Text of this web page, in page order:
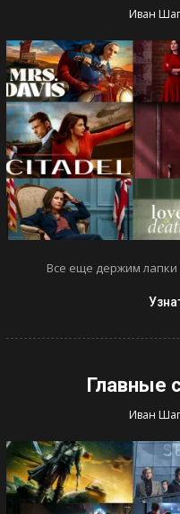
Иван
Все еще держим лапки
Главные
Иван